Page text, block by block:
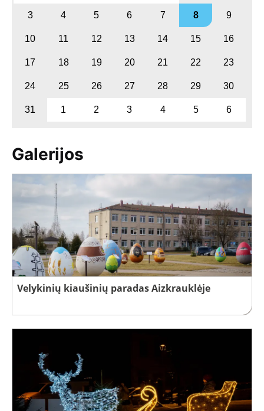
3 4 5 6 7 8 9
10 11 12 13 14 15 16
17 18 19 20 21 22 23
24 25 26 27 28 29 30
31 1 2 3 4 5 6
Galerijos
Velykinių kiaušinių paradas Aizkrauklėje